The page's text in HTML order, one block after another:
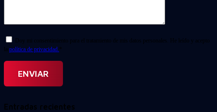
Doy mi consentimiento para el tratamiento de mis datos personales. He leído y acepto
la política de privacidad. *
Entradas recientes